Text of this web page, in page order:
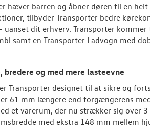
hæver barren og åbner døren til en
tilbyder Transporter bedre
dit erhverv. Transporter
samt en Transporter Ladvogn med
bredere og med mere lasteevne
Transporter designet til at sikre og
61 mm længere end forgængerens
et varerum, der nu strækker sig over
med ekstra 148 mm mellem